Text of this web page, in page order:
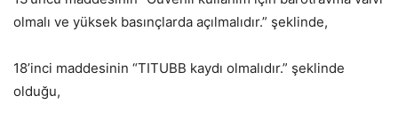
olmalı ve yüksek basınçlarda açılmalıdır.” şeklinde,
18’inci maddesinin “TITUBB kaydı olmalıdır.” şeklinde
olduğu,